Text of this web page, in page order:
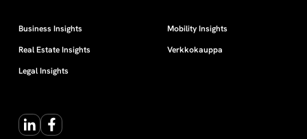
Business Insights
Real Estate Insights
Legal Insights
Mobility Insights
Verkkokauppa
LinkedInFacebook